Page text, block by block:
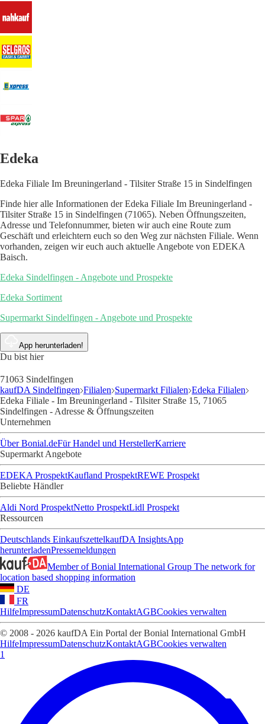
Edeka
Edeka Filiale Im Breuningerland - Tilsiter Straße 15 in Sindelfingen
Finde hier alle Informationen der Edeka Filiale Im Breuningerland -
Tilsiter Straße 15 in Sindelfingen (71065). Neben Öffnungszeiten,
Adresse und Telefonnummer, bieten wir auch eine Route zum
Geschäft und erleichtern euch so den Weg zur nächsten Filiale. Wenn
vorhanden, zeigen wir euch auch aktuelle Angebote von EDEKA
Baisch.
Edeka Sindelfingen - Angebote und Prospekte
Edeka Sortiment
Supermarkt Sindelfingen - Angebote und Prospekte
App herunterladen!
Du bist hier
71063 Sindelfingen
kaufDA Sindelfingen Filialen Supermarkt Filialen Edeka Filialen
Edeka Filiale - Im Breuningerland - Tilsiter Straße 15, 71065
Sindelfingen - Adresse & Öffnungszeiten
Unternehmen
Über Bonial.deFür Handel und HerstellerKarriere
Supermarkt Angebote
EDEKA ProspektKaufland ProspektREWE Prospekt
Beliebte Händler
Aldi Nord ProspektNetto ProspektLidl Prospekt
Ressourcen
Deutschlands EinkaufszettelkaufDA InsightsApp
herunterladenPressemeldungen
Member of Bonial International Group The network for
location based shopping information
DE
FR
HilfeImpressumDatenschutzKontaktAGBCookies verwalten
© 2008 - 2026 kaufDA Ein Portal der Bonial International GmbH
HilfeImpressumDatenschutzKontaktAGBCookies verwalten
1